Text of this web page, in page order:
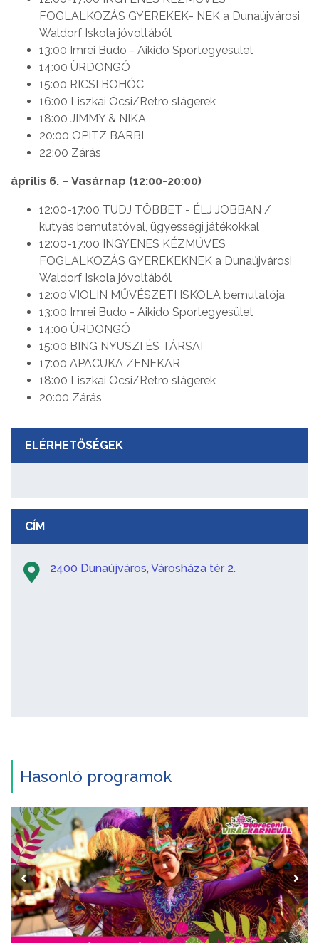
FOGLALKOZÁS GYEREKEK- NEK a Dunaújvárosi
Waldorf Iskola jóvoltából
13:00 Imrei Budo - Aikido Sportegyesület
14:00 ÜRDONGÓ
15:00 RICSI BOHÓC
16:00 Liszkai Öcsi/Retro slágerek
18:00 JIMMY & NIKA
20:00 OPITZ BARBI
22:00 Zárás
április 6. – Vasárnap (12:00-20:00)
12:00-17:00 TUDJ TÖBBET - ÉLJ JOBBAN /
kutyás bemutatóval, ügyességi játékokkal
12:00-17:00 INGYENES KÉZMŰVES
FOGLALKOZÁS GYEREKEKNEK a Dunaújvárosi
Waldorf Iskola jóvoltából
12:00 VIOLIN MŰVÉSZETI ISKOLA bemutatója
13:00 Imrei Budo - Aikido Sportegyesület
14:00 ÜRDONGÓ
15:00 BING NYUSZI ÉS TÁRSAI
17:00 APACUKA ZENEKAR
18:00 Liszkai Öcsi/Retro slágerek
20:00 Zárás
ELÉRHETŐSÉGEK
CÍM
2400 Dunaújváros, Városháza tér 2.
Hasonló programok